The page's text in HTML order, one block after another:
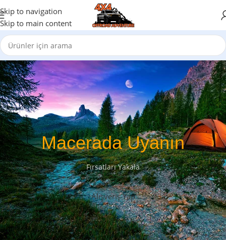
Skip to navigation
Skip to main content
Macerada Uyanın
Fırsatları Yakala
Alışveriş Yap